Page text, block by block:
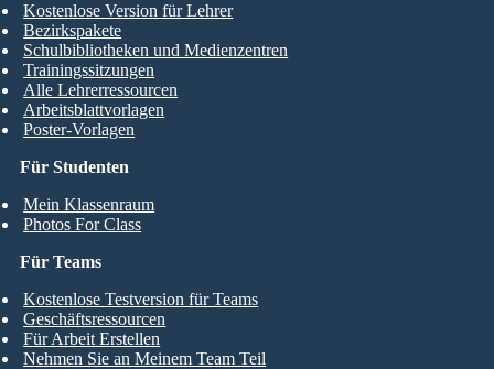
Für Studenten
Mein Klassenraum
Photos For Class
Kostenlose Version für Lehrer
Bezirkspakete
Schulbibliotheken und Medienzentren
Trainingssitzungen
Alle Lehrerressourcen
Arbeitsblattvorlagen
Poster-Vorlagen
Für Teams
Kostenlose Testversion für Teams
Geschäftsressourcen
Für Arbeit Erstellen
Nehmen Sie an Meinem Team Teil